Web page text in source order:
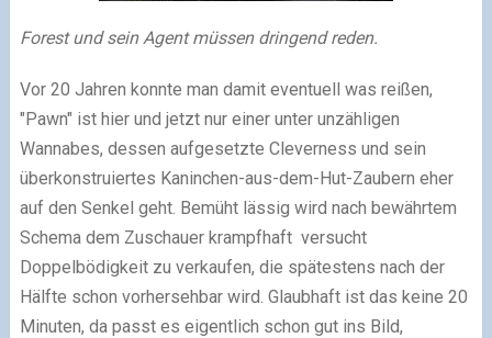
Forest und sein Agent müssen dringend reden.
Vor 20 Jahren konnte man damit eventuell was reißen,
"Pawn" ist hier und jetzt nur einer unter unzähligen
Wannabes, dessen aufgesetzte Cleverness und sein
überkonstruiertes Kaninchen-aus-dem-Hut-Zaubern eher
auf den Senkel geht. Bemüht lässig wird nach bewährtem
Schema dem Zuschauer krampfhaft versucht
Doppelbödigkeit zu verkaufen, die spätestens nach der
Hälfte schon vorhersehbar wird. Glaubhaft ist das keine 20
Minuten, da passt es eigentlich schon gut ins Bild,